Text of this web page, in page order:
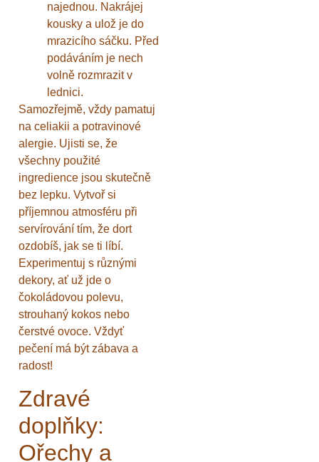
najednou. Nakrájej
kousky a ulož je do
mrazicího sáčku. Před
podáváním je nech
volně rozmrazit v
lednici.
Samozřejmě, vždy pamatuj
na celiakii a potravinové
alergie. Ujisti se, že
všechny použité
ingredience jsou skutečně
bez lepku. Vytvoř si
příjemnou atmosféru při
servírování tím, že dort
ozdobíš, jak se ti líbí.
Experimentuj s různými
dekory, ať už jde o
čokoládovou polevu,
strouhaný kokos nebo
čerstvé ovoce. Vždyť
pečení má být zábava a
radost!
Zdravé
doplňky:
Ořechy a